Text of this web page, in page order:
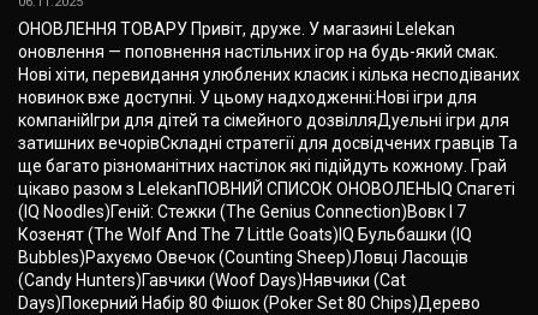
ОНОВЛЕННЯ ТОВАРУ Привіт, друже. У магазині Lelekan
оновлення — поповнення настільних ігор на будь-який смак.
Нові хіти, перевидання улюблених класик і кілька несподіваних
новинок вже доступні. У цьому надходженні:Нові ігри для
компанійІгри для дітей та сімейного дозвілляДуельні ігри для
затишних вечорівСкладні стратегії для досвідчених гравців Та
ще багато різноманітних настілок які підійдуть кожному. Грай
цікаво разом з LelekanПОВНИЙ СПИСОК ОНОВОЛЕНЬIQ Спагеті
(IQ Noodles)Геній: Стежки (The Genius Connection)Вовк І 7
Козенят (The Wolf And The 7 Little Goats)IQ Бульбашки (IQ
Bubbles)Рахуємо Овечок (Counting Sheep)Ловці Ласощів
(Candy Hunters)Гавчики (Woof Days)Нявчики (Cat
Days)Покерний Набір 80 Фішок (Poker Set 80 Chips)Дерево